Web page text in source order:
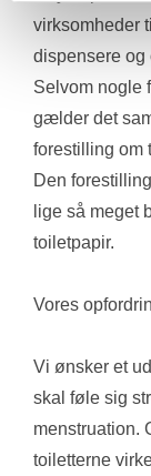
virksomheder
dispensere og
Selvom nogle
gælder det
forestilling om
Den
lige så meget
toiletpapir.
Vores
Vi ønsker et
skal føle sig
menstruation.
toiletterne